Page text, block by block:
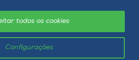
Configurações
todos os cookies
reservados
LGPD